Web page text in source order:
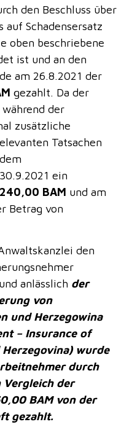
den Beschluss über
auf Schadensersatz
oben beschriebene
ist und an den
am 26.8.2021 der
gezahlt. Da der
der
zusätzliche
Tatsachen
ein
BAM und am
Betrag von
den
anlässlich der
von
und Herzegowina
– Insurance of
) wurde
durch
der
BAM von der
gezahlt.